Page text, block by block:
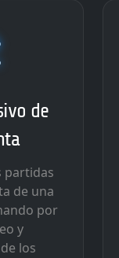
de
partidas
de una
por
y
los